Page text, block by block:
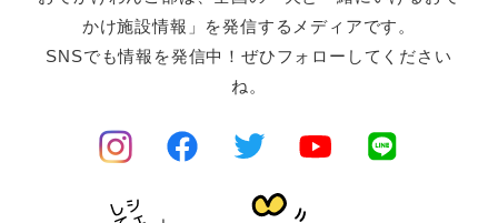
かけ施設情報」を発信するメディアです。
SNSでも情報を発信中！ぜひフォローしてください
ね。